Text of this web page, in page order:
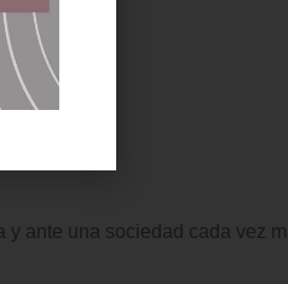
ante una sociedad cada vez